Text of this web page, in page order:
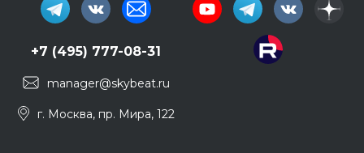
+7 (495) 777-08-31
manager@skybeat.ru
г. Москва, пр. Мира, 122